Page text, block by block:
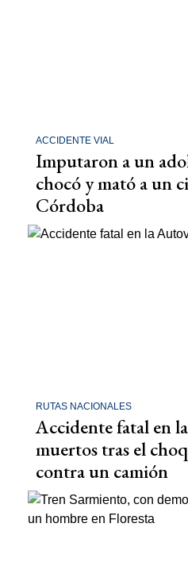
ACCIDENTE VIAL
Imputaron a un
chocó y mató a un
Córdoba
RUTAS NACIONALES
Accidente fatal en
muertos tras el
contra un camión